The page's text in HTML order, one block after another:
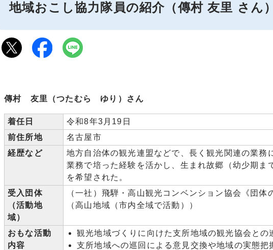
地域おこし協力隊員の紹介（傳村 友里 さん
傳村 友里（つたむら ゆり）さん
着任日
令和8年3月19日
前住所地
名古屋市
経歴など
地方自治体の観光連盟などで、長く観光関連の業務
業務で培った経験を活かし、生まれ故郷（幼少期
を希望された。
受入団体
（活動地
域）
（一社）飛騨・高山観光コンベンション協会《団
（高山地域（市内全域で活動））
おもな活動
内容
観光地域づくりに向けた支所地域の観光協会との
支所地域への巡回による意見交換や地域の実態把